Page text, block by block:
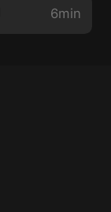
6min